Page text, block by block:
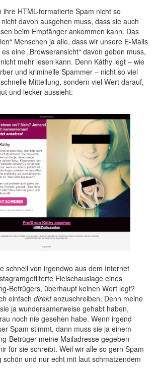
ihre HTML-formatierte Spam nicht so
davon ausgehen muss, dass sie auch
beim Empfänger ankommen kann. Das
Menschen ja alle, dass wir unsere E-Mails
eine „Browseransicht“ davon geben muss,
mehr lesen kann. Denn Käthy legt – wie
und kriminelle Spammer – nicht so viel
Mitteilung, sondern viel Wert darauf,
und lecker aussieht:
schnell von irgendwo aus dem Internet
Fleischauslage eines
Betrügers, überhaupt keinen Wert legt?
einfach direktanzuschreiben. Denn meine
ja wundersamerweise gehabt haben,
noch nie gesehen habe. Wenn irgend
Spam stimmt, dann muss sie ja einem
Betrüger meine Mailadresse gegeben
für sie schreibt. Weil wir alle so gern Spam
schön und nur echt mit laut schmatzendem